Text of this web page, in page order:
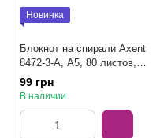
Новинка
Блокнот на спирали Axent
8472-3-A, А5, 80 листов,
клетка, голубой
99 грн
В наличии